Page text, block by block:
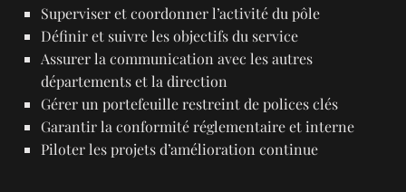
Superviser et coordonner l’activité du pôle
Définir et suivre les objectifs du service
Assurer la communication avec les autres
départements et la direction
Gérer un portefeuille restreint de polices clés
Garantir la conformité réglementaire et interne
Piloter les projets d’amélioration continue